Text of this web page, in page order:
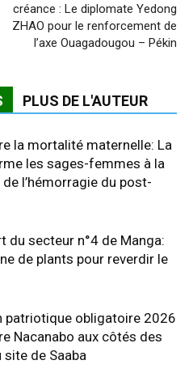
créance : Le diplomate Yedong
ZHAO pour le renforcement de
l’axe Ouagadougou – Pékin
PLUS DE L'AUTEUR
la mortalité maternelle: La
les sages-femmes à la
l’hémorragie du post-
du secteur n°4 de Manga:
de plants pour reverdir le
patriotique obligatoire 2026
Nacanabo aux côtés des
site de Saaba